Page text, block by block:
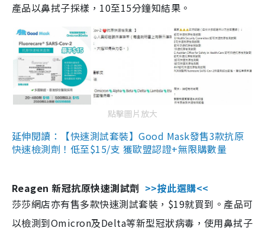
產品以鼻拭子採樣，10至15分鐘知結果。
點擊圖片放大
延伸閱讀：【快速測試套裝】Good Mask發售3款抗原
快速檢測劑！低至$15/支 獲歐盟認證+無限購數量
Reagen 新冠抗原快速測試劑 >>按此選購<<
莎莎網店亦有售多款快速測試套裝，$19就買到。產品可
以檢測到Omicron及Delta等新型冠狀病毒，使用鼻拭子